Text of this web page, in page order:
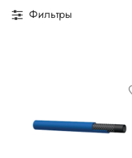
Фильтры